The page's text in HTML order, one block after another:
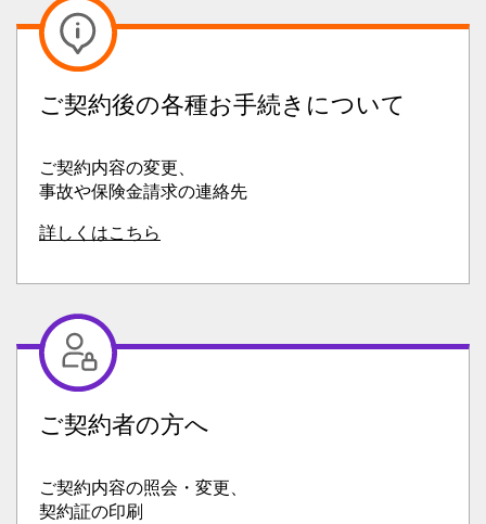
ご契約後の各種お手続きについて
ご契約内容の変更、
事故や保険金請求の連絡先
詳しくはこちら
ご契約者の方へ
ご契約内容の照会・変更、
契約証の印刷